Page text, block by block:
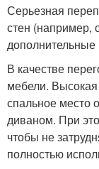
Серьезная
стен (например,
В качестве
мебели. Высокая
спальное место
диваном. При
чтобы не
полностью